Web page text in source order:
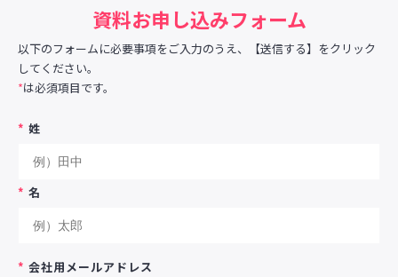
資料お申し込みフォーム
以下のフォームに必要事項をご入力のうえ、【送信する】をクリック
してください。
*は必須項目です。
姓
*
名
*
会社用メールアドレス
*